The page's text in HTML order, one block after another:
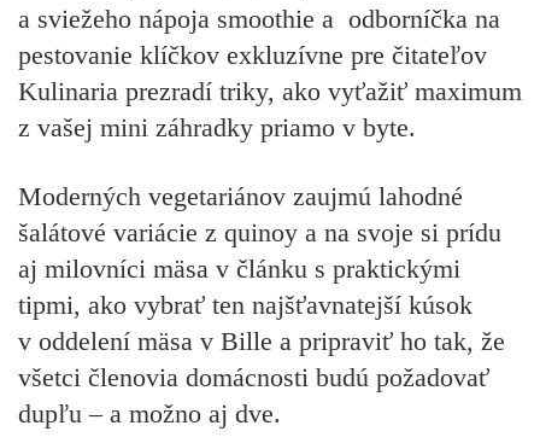
a sviežeho nápoja smoothie a odborníčka na
pestovanie klíčkov exkluzívne pre čitateľov
Kulinaria prezradí triky, ako vyťažiť maximum
z vašej mini záhradky priamo v byte.
Moderných vegetariánov zaujmú lahodné
šalátové variácie z quinoy a na svoje si prídu
aj milovníci mäsa v článku s praktickými
tipmi, ako vybrať ten najšťavnatejší kúsok
v oddelení mäsa v Bille a pripraviť ho tak, že
všetci členovia domácnosti budú požadovať
dupľu – a možno aj dve.